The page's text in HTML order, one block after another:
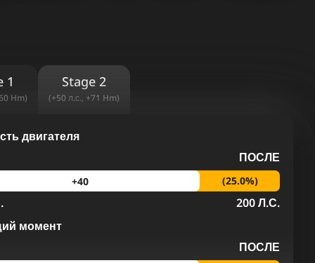
1
Hm)
Stage 2
(+50 л.с., +71 Hm)
двигателя
ПОСЛЕ
+40 (25.0%)
200 Л.С.
момент
ПОСЛЕ